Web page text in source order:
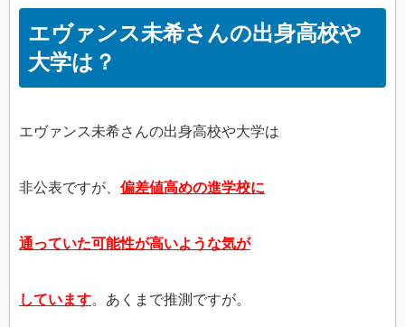
エヴァンス未希さんの出身高校や
大学は？
エヴァンス未希さんの出身高校や大学は
非公表ですが、 偏差値高めの進学校に
通っていた可能性が高いような気が
しています。あくまで推測ですが。